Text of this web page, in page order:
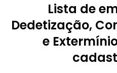
Lista de
Dedetização,
e